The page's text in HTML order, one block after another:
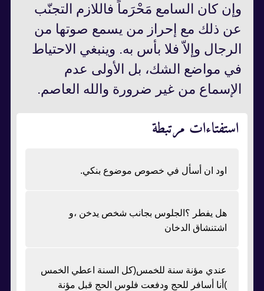
وإن كان السامع مَحْرَماً فاللازم التجنّب
عن ذلك مع إحراز من يسمع صوتها من
الرجال وإلاّ فلا بأس به. وينبغي الاحتياط
في مواضع الشك، بل الأولى عدم
الإسماع من غير ضرورة والله العاصم.
استفتاءات مرتبطة
اود ان أسأل في خصوص موضوع بنكي.
هل يفطر ؟الجلوس بجانب شخص يدخن ،و
اشتنشاق الدخان
عندي مؤنة سنة للخمس(كل السنة اعطي الخمس
)أنا أسافر للحج ودفعت فلوس الحج قبل مؤنة